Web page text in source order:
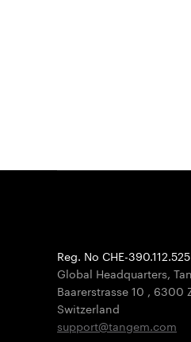
Reg. No CHE-390.112.525
Global Headquarters,
Baarerstrasse 10 , 6300
Switzerland
support@tangem.com